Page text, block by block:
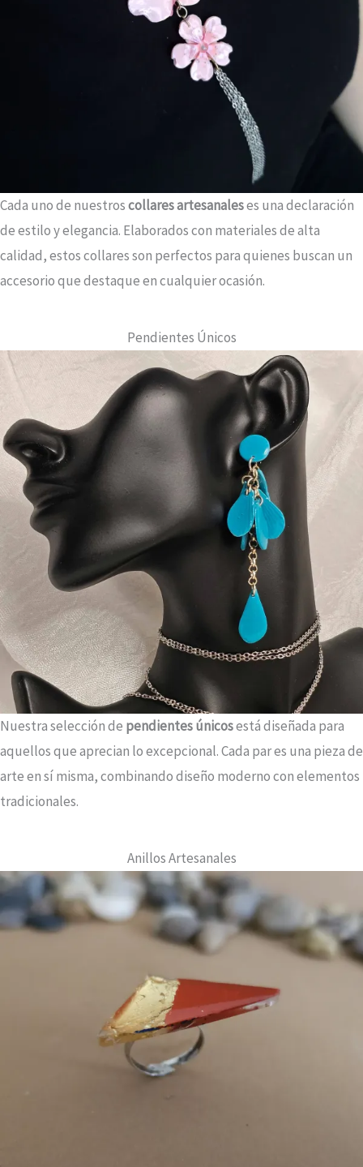
Cada uno de nuestroscollares artesanaleses una declaración
de estilo y elegancia. Elaborados con materiales de alta
calidad, estos collares son perfectos para quienes buscan un
accesorio que destaque en cualquier ocasión.
Pendientes Únicos
Nuestra selección de pendientes únicosestá diseñada para
aquellos que aprecian lo excepcional. Cada par es una pieza de
arte en sí misma, combinando diseño moderno con elementos
tradicionales.
Anillos Artesanales